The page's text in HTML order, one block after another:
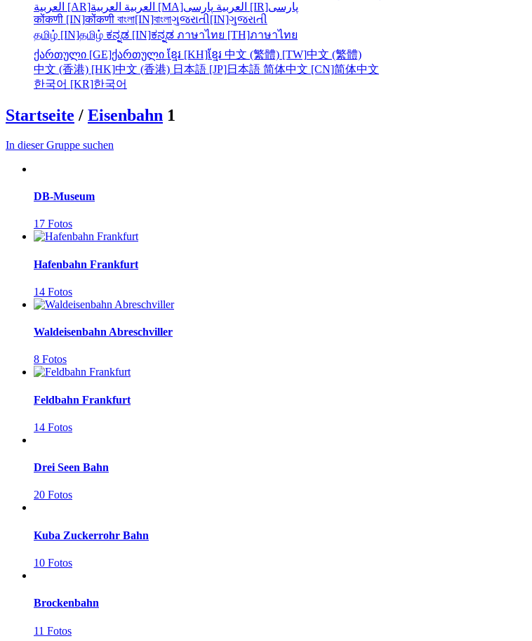
العربية [AR]
العربية العربية [MA] العربية پارسی [IR]پارسی
कोंकणी [IN]कोंकणी বাংলা[IN]বাংলাગુજરાતી[IN]ગુજરાતી
தமிழ் [IN]தமிழ் ಕನ್ನಡ [IN]ಕನ್ನಡ ภาษาไทย [TH]ภาษาไทย
ქართული [GE]ქართული ខ្មែរ [KH]ខ្មែរ 中文 (繁體) [TW]中文 (繁體)
中文 (香港) [HK]中文 (香港) 日本語 [JP]日本語 简体中文 [CN]简体中文
한국어 [KR]한국어
Startseite / Eisenbahn 1
In dieser Gruppe suchen
DB-Museum
17 Fotos
Hafenbahn Frankfurt
14 Fotos
Waldeisenbahn Abreschviller
8 Fotos
Feldbahn Frankfurt
14 Fotos
Drei Seen Bahn
20 Fotos
Kuba Zuckerrohr Bahn
10 Fotos
Brockenbahn
11 Fotos